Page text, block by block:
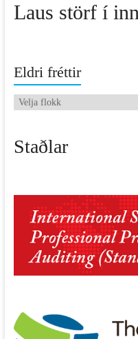
Laus störf í
Eldri fréttir
Eldri
Staðlar